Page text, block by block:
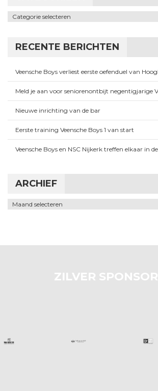
Categorieën
RECENTE BERICHTEN
Veensche Boys verliest eerste oefenduel van
Meld je aan voor seniorenontbijt negentigjarige
Nieuwe inrichting van de bar
Eerste training Veensche Boys 1 van start
Veensche Boys en NSC Nijkerk treffen elkaar in
ARCHIEF
Archief
ZILVER